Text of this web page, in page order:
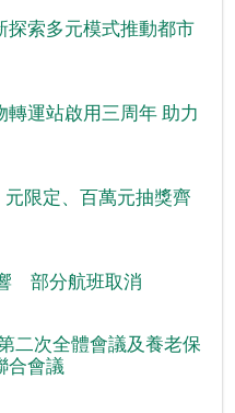
索多元模式推動都市
運站啟用三周年 助力
限定、百萬元抽獎齊
部分航班取消
二次全體會議及養老保
合會議